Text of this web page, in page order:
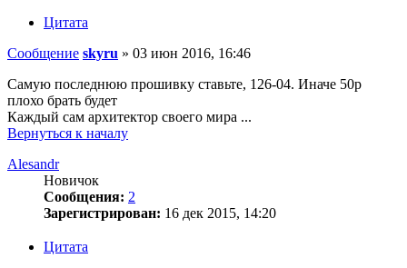
Цитата
Сообщение skyru » 03 июн 2016, 16:46
Самую последнюю прошивку ставьте, 126-04. Иначе 50р
плохо брать будет
Каждый сам архитектор своего мира ...
Вернуться к началу
Alesandr
Новичок
Сообщения: 2
Зарегистрирован: 16 дек 2015, 14:20
Цитата